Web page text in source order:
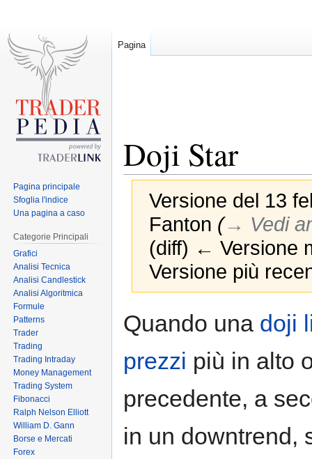
Doji Star
Versione del 13
Fanton (→‎ Vedi
(diff) ← Versione
Versione più
to
to
Quando una doji
prezzi più in alto
precedente, a
in un downtrend,
Pagina
Pagina principale
Sfoglia l'indice
Una pagina a caso
Categorie Principali
Grafici
Analisi Tecnica
Analisi Candlestick
Analisi Algoritmica
Formule
Patterns
Trader
Trading
Trading Intraday
Money Management
Trading System
Fibonacci
Ralph Nelson Elliott
William D. Gann
Borse e Mercati
Forex